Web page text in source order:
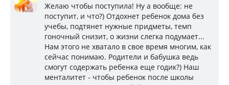
Желаю чтобы поступила! Ну а вообще: не
поступит, и что?) Отдохнет ребенок дома без
учебы, подтянет нужные придметы, темп
гоночный снизит, о жизни слегка подумает...
Нам этого не хватало в свое время многим, как
сейчас понимаю. Родители и бабушка ведь
смогут содержать ребенка еще годик?) Наш
менталитет - чтобы ребенок после школы